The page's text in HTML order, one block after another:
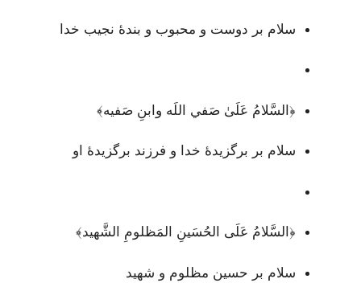
سلام بر دوست و محبوب و بندۀ نجیب خدا
﴿السَّلامُ عَلَىٰ صَفي اللَه وابنِ صَفيه﴾
سلام بر برگزیدۀ خدا و فرزند برگزیدۀ او
﴿السَّلامُ عَلَى الحُسَينِ المَظلومِ الشَّهيد﴾
سلام بر حسین مظلوم و شهید